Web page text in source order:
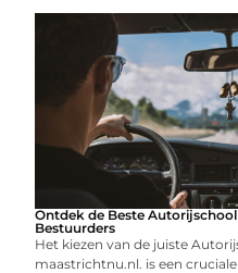
Ontdek de Beste
Bestuurders
Het kiezen van de juiste
maastrichtnu.nl. is een